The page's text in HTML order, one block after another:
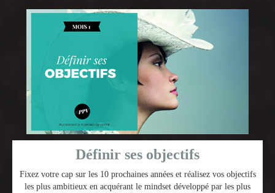
Définir ses objectifs
Fixez votre cap sur les 10 prochaines années et réalisez vos objectifs
les plus ambitieux en acquérant le mindset développé par les plus